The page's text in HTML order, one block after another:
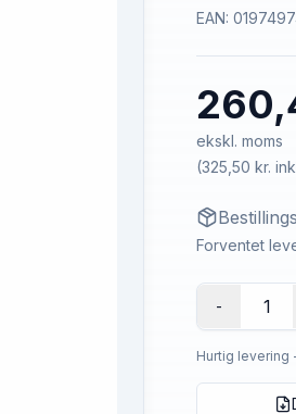
EAN:
ekskl. moms
(325,50 kr.
Forventet
- 1
Hurtig levering